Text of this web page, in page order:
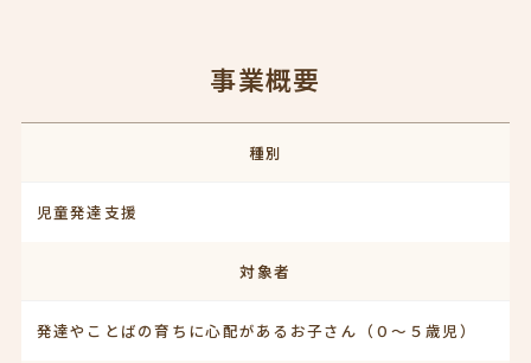
事業概要
種別
児童発達支援
対象者
発達やことばの育ちに心配があるお子さん（０～５歳児）